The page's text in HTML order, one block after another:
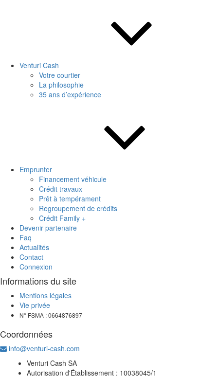
Venturi Cash
Votre courtier
La philosophie
35 ans d’expérience
Emprunter
Financement véhicule
Crédit travaux
Prêt à tempérament
Regroupement de crédits
Crédit Family +
Devenir partenaire
Faq
Actualités
Contact
Connexion
Informations du site
Mentions légales
Vie privée
N° FSMA : 0664876897
Coordonnées
info@venturi-cash.com
Venturi Cash SA
Autorisation d'Établissement : 10038045/1